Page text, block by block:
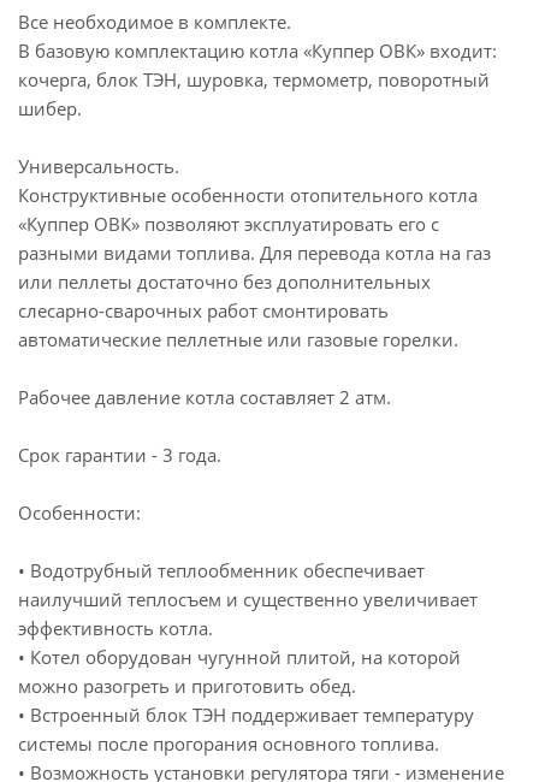
Все необходимое в комплекте.
В базовую комплектацию котла «Куппер ОВК» входит:
кочерга, блок ТЭН, шуровка, термометр, поворотный
шибер.
Универсальность.
Конструктивные особенности отопительного котла
«Куппер ОВК» позволяют эксплуатировать его с
разными видами топлива. Для перевода котла на газ
или пеллеты достаточно без дополнительных
слесарно-сварочных работ смонтировать
автоматические пеллетные или газовые горелки.
Рабочее давление котла составляет 2 атм.
Срок гарантии - 3 года.
Особенности:
• Водотрубный теплообменник обеспечивает
наилучший теплосъем и существенно увеличивает
эффективность котла.
• Котел оборудован чугунной плитой, на которой
можно разогреть и приготовить обед.
• Встроенный блок ТЭН поддерживает температуру
системы после прогорания основного топлива.
• Возможность установки регулятора тяги - изменение